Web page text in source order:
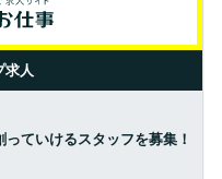
求人
ていけるスタッフを募集！